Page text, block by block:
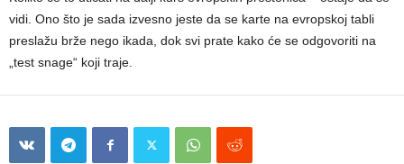
vidi. Ono što je sada izvesno jeste da se karte na evropskoj tabli
preslažu brže nego ikada, dok svi prate kako će se odgovoriti na
„test snage“ koji traje.